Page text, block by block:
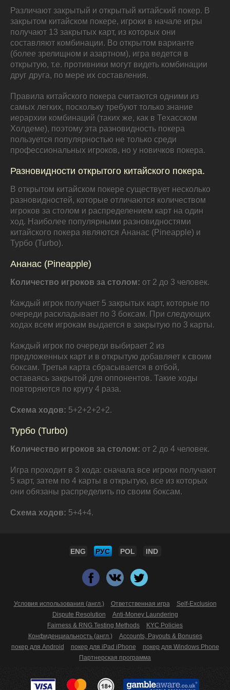
Различают закрытый и открытый китайский покер. В
закрытом китайском покере, игроки в начале игры
получают 13 закрытых карт, из которых они
составляют комбинации. Во открытом варианте
(более зрелищном и азартном), игра ведется в
открытую, т.е. противники могут видеть комбинации
друг друга, по мере их составления.
Правила китайского покера считаются одними из
самых легких, поскольку требуют только знание
иерархии комбинаций (таких же, как в Техасском
Холдеме), поэтому эта разновидность покера
пользуется популярностью не только среди
профессиональных игроков, но у новичков покера.
Разновидности открытого китайского покера.
В открытом китайском покере существует несколько
разновидностей, которые отличаются количеством
игроков за столом и распределением карт на один
ход. Наиболее популярными разновидностями
китайского покера являются Ананас (Pineapple) и
Турбо (Turbo).
Ананас (Pineapple)
Количество игроков за столом: от 2 до 3 человек.
Каждый игрок получает 5 закрытых карт, которые по
очереди раскладывает по 3 боксам. При следующих
ходах всем игрокам выдается в закрытую по 3 карты.
Каждый игрок по очереди выбирает 2 из
предложенных карт и в открытую добавляет к своим
боксам. Третья карта сбрасывается в отбой,
оставаясь закрытой для оппонентов. Такие ходы
повторяются по кругу 4 раза.
Схема ходов: 5+2+2+2+2.
Турбо (Turbo)
Количество игроков за столом: от 2 до 4 человек.
Игра проходит в 3 хода: сначала все игроки получают
5 карт, затем по 4 карты в открытую, все из которых
они обязаны распределить по своим боксам.
Схема ходов: 5+4+4.
ENG РУС POL IND
Условия использования (англ.) Ответственная игра
Self-Exclusion
Dispute Resolution
Anti-Money Laundering
Fairness & RNG Testing Methods
KYC Policies
Конфиденциальность (англ.)
Accounts, Payouts & Bonuses
покер для Android
покер для iPad iPhone
покер для Windows Phone
Партнерская программа